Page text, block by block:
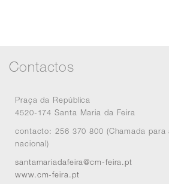
Contactos
Praça da República
4520-174 Santa Maria da Feira
contacto: 256 370 800 (Chamada para
nacional)
santamariadafeira@cm-feira.pt
www.cm-feira.pt